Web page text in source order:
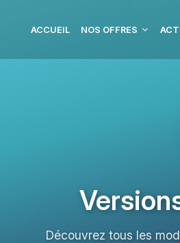
ACCUEIL NOS OFFRES
Découvrez tous les